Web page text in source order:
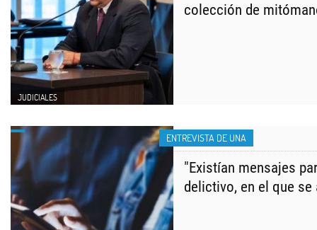
JUDICIALES
colección de
ENTREVISTA DE UNA
​"Existían mensajes
delictivo, en el que se